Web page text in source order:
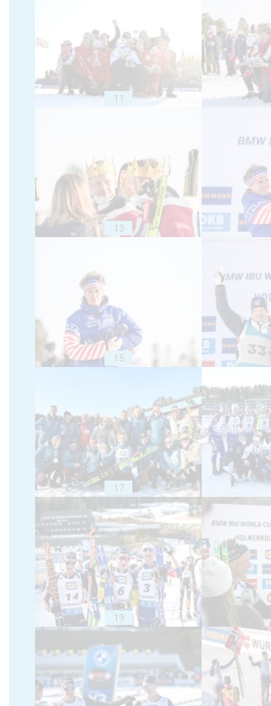
11
13
15
17
19